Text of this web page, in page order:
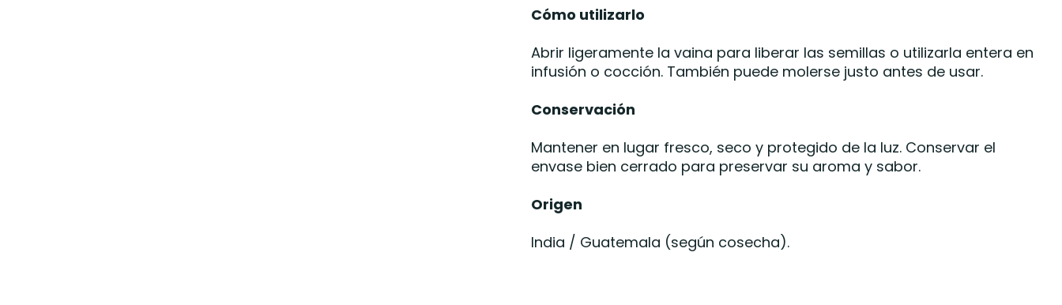
Cómo utilizarlo
Abrir ligeramente la vaina para liberar las semillas o utilizarla entera en
infusión o cocción. También puede molerse justo antes de usar.
Conservación
Mantener en lugar fresco, seco y protegido de la luz. Conservar el
envase bien cerrado para preservar su aroma y sabor.
Origen
India / Guatemala (según cosecha).